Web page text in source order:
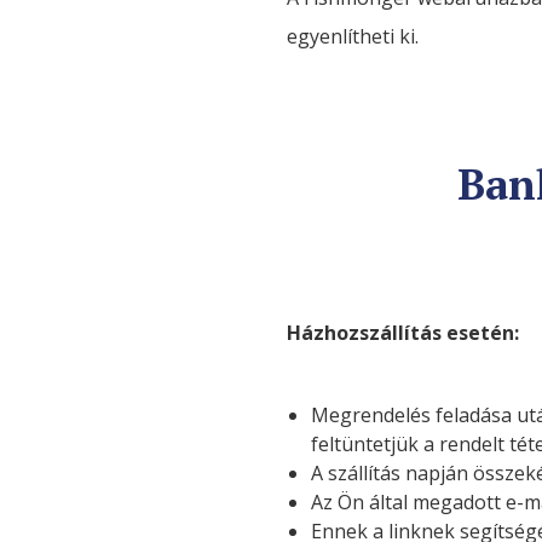
Culinaris
egyenlítheti ki.
Házhozszállítás esetén:
Megrendelés feladása
feltüntetjük a rendelt
A szállítás napján
Az Ön által megadott e-
Ennek a linknek